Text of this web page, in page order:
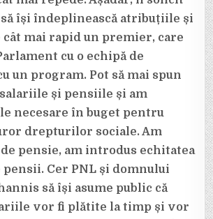
își îndeplinească atribuțiile și
cât mai rapid un premier, care
cu o echipă de
un program. Pot să mai spun
și pensiile și am
necesare în buget pentru
drepturilor sociale. Am
pensie, am introdus echitatea
Cer PNL și domnului
să își asume public că
vor fi plătite la timp și vor